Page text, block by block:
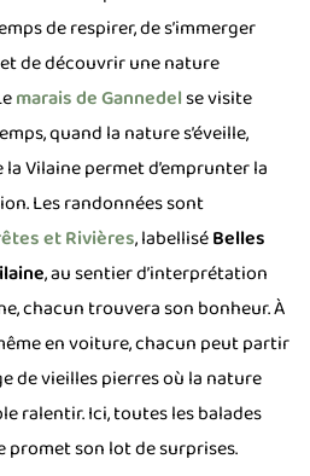
de respirer, de s’immerger
de découvrir une nature
marais deGannedelse visite
quand la nature s’éveille,
Vilaine permet d’emprunter la
Les randonnées sont
et Rivières, labelliséBelles
, au sentier d’interprétation
chacun trouvera son bonheur.À
en voiture, chacun peut partir
de vieilles pierres où la nature
ralentir. Ici, toutes les balades
son lot de surprises.